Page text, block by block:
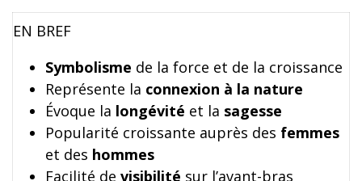
EN BREF
Symbolisme de la force et de la croissance
Représente la connexion à la nature
Évoque la longévité et la sagesse
Popularité croissante auprès des femmes
et des hommes
Facilité de visibilité sur l’avant-bras